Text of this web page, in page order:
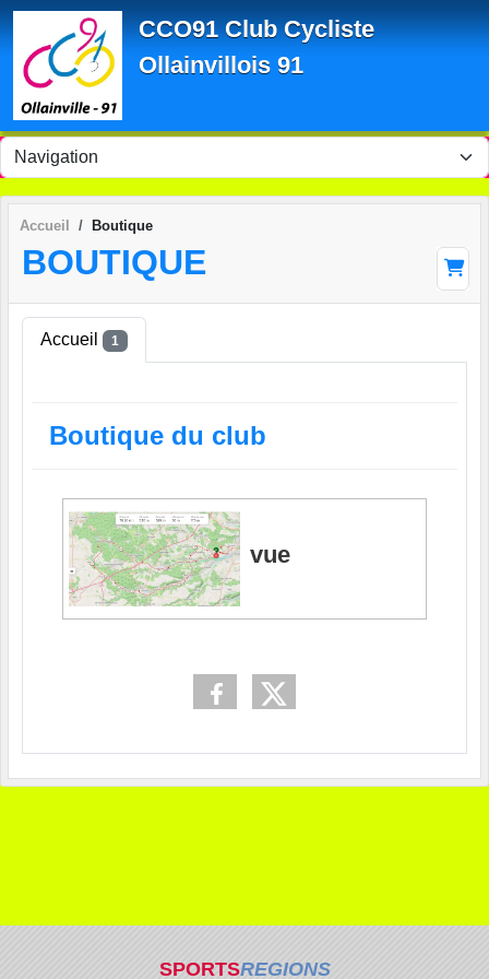
CCO91 Club Cycliste
Ollainvillois 91
Accueil Boutique
BOUTIQUE
Accueil 1
Boutique du club
vue
SPORTSREGIONS
Panneau de gestion des cookies